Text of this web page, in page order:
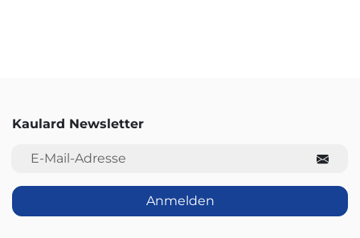
Kaulard Newsletter
E-Mail-Adresse
Anmelden